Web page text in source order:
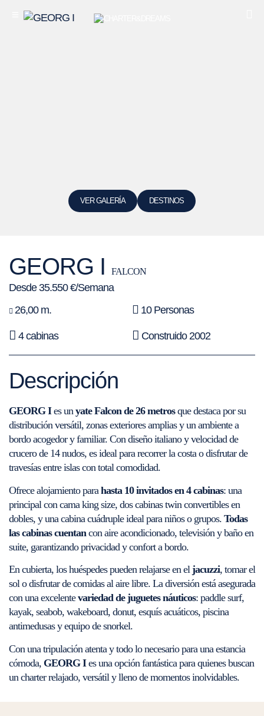
VER GALERÍA DESTINOS
GEORG I FALCON
Desde 35.550 €/Semana
26,00 m.
10 Personas
4 cabinas Construido 2002
Descripción
GEORG Ies unyate Falcon de 26 metrosque destaca por su
distribución versátil, zonas exteriores amplias y un ambiente a
bordo acogedor y familiar. Con diseño italiano y velocidad de
crucero de 14 nudos, es ideal para recorrer la costa o disfrutar de
travesías entre islas con total comodidad.
Ofrece alojamiento para hasta 10 invitados en 4 cabinas: una
principal con cama king size, dos cabinas twin convertibles en
dobles, y una cabina cuádruple ideal para niños o grupos. Todas
las cabinas cuentan con aire acondicionado, televisión y baño en
suite, garantizando privacidad y confort a bordo.
En cubierta, los huéspedes pueden relajarse en eljacuzzi, tomar el
sol o disfrutar de comidas al aire libre. La diversión está asegurada
con una excelentevariedad de juguetes náuticos: paddle surf,
kayak, seabob, wakeboard, donut, esquís acuáticos, piscina
antimedusas y equipo de snorkel.
Con una tripulación atenta y todo lo necesario para una estancia
cómoda, GEORG Ies una opción fantástica para quienes buscan
un charter relajado, versátil y lleno de momentos inolvidables.